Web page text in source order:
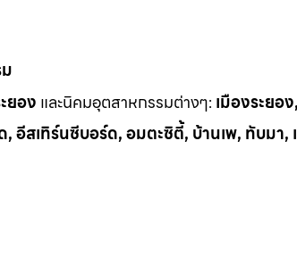
ยอง และนิคมอุตสาหกรรมต่างๆ: เมืองระยอ
อีสเทิร์นซีบอร์ด, อมตะซิตี้, บ้านเพ, ทับมา,